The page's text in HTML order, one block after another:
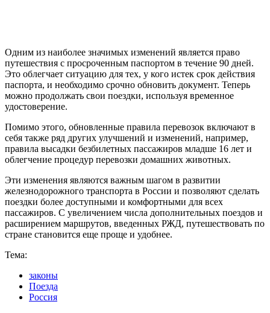
Одним из наиболее значимых изменений является право
путешествия с просроченным паспортом в течение 90 дней.
Это облегчает ситуацию для тех, у кого истек срок действия
паспорта, и необходимо срочно обновить документ. Теперь
можно продолжать свои поездки, используя временное
удостоверение.
Помимо этого, обновленные правила перевозок включают в
себя также ряд других улучшений и изменений, например,
правила высадки безбилетных пассажиров младше 16 лет и
облегчение процедур перевозки домашних животных.
Эти изменения являются важным шагом в развитии
железнодорожного транспорта в России и позволяют сделать
поездки более доступными и комфортными для всех
пассажиров. С увеличением числа дополнительных поездов и
расширением маршрутов, введенных РЖД, путешествовать по
стране становится еще проще и удобнее.
Тема:
законы
Поезда
Россия